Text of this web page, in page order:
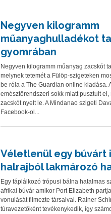
Negyven kilogramm
műanyaghulladékot
gyomrában
Negyven kilogramm műanyag zacskót
melynek tetemét a Fülöp-szigeteken
be róla a The Guardian online kiadása.
emésztőrendszeri sokk miatt pusztult
zacskót nyelt le. A Mindanao szigeti
Facebook-ol...
Véletlenül egy búvárt
halrajból lakmározó
Egy táplálkozó trópusi bálna hatalmas
afrikai búvár amikor Port Elizabeth
vonulását filmezte társaival. Rainer
túravezetőként tevékenykedik, így